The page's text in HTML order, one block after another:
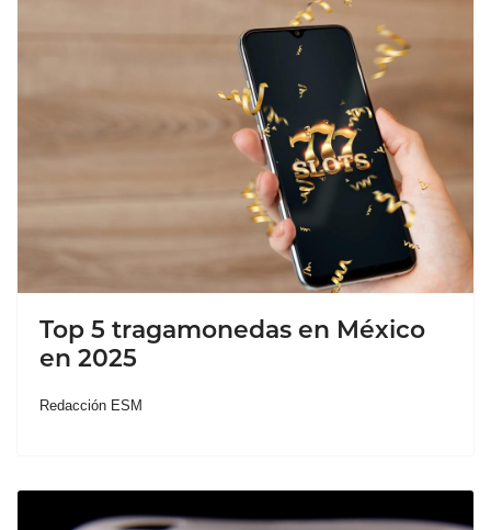
Top 5 tragamonedas en México
en 2025
Redacción ESM